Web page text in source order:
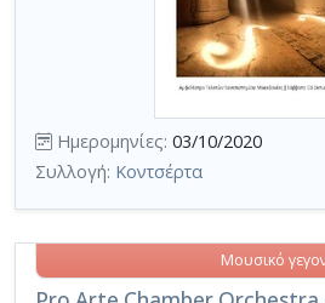
Ημερομηνίες: 03/10/2020
Συλλογή: Κοντσέρτα
Μουσικό